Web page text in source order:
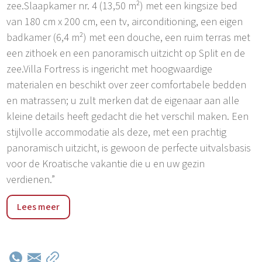
zee.Slaapkamer nr. 4 (13,50 m²) met een kingsize bed
van 180 cm x 200 cm, een tv, airconditioning, een eigen
badkamer (6,4 m²) met een douche, een ruim terras met
een zithoek en een panoramisch uitzicht op Split en de
zee.Villa Fortress is ingericht met hoogwaardige
materialen en beschikt over zeer comfortabele bedden
en matrassen; u zult merken dat de eigenaar aan alle
kleine details heeft gedacht die het verschil maken. Een
stijlvolle accommodatie als deze, met een prachtig
panoramisch uitzicht, is gewoon de perfecte uitvalsbasis
voor de Kroatische vakantie die u en uw gezin
verdienen.”
De wijk aan de hellingen van Klis is nieuw gebouwd en
omgeven door lage mediterrane vegetatie, afgewisseld
zonsondergang benadrukken, met de lichtjes van de
Lees meer